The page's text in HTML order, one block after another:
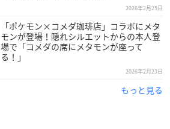
2026年2月25日
「ポケモン×コメダ珈琲店」コラボにメタ
モンが登場！隠れシルエットからの本人登
場で「コメダの席にメタモンが座って
る！」
2026年2月23日
もっと見る